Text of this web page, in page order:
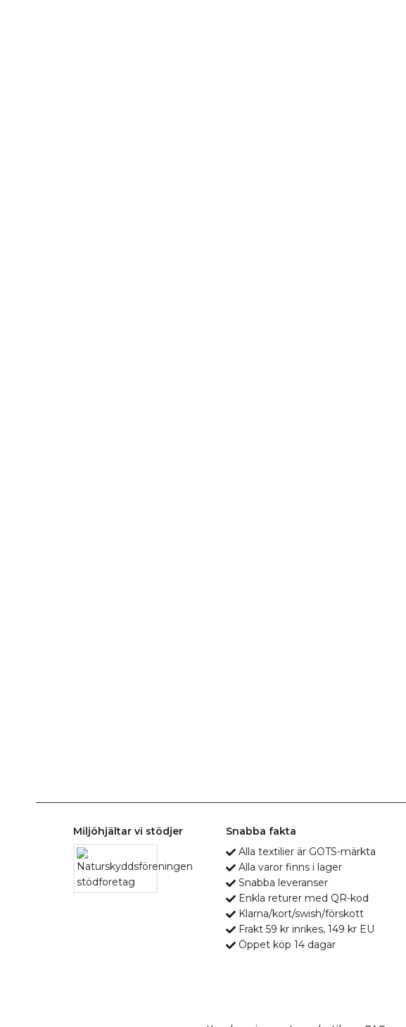
Miljöhjältar vi stödjer
Snabba fakta
Alla textilier är GOTS-märkta
Alla varor finns i lager
Snabba leveranser
Enkla returer med QR-kod
Klarna/kort/swish/förskott
Frakt 59 kr inrikes, 149 kr EU
Öppet köp 14 dagar